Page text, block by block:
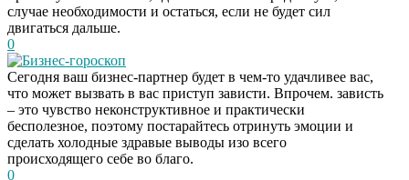
случае необходимости и остаться, если не будет сил
двигаться дальше.
0
Бизнес-гороскоп
Сегодня ваш бизнес-партнер будет в чем-то удачливее вас,
что может вызвать в вас приступ зависти. Впрочем. зависть
– это чувство неконструктивное и практически
бесполезное, поэтому постарайтесь отринуть эмоции и
сделать холодные здравые выводы изо всего
происходящего себе во благо.
0